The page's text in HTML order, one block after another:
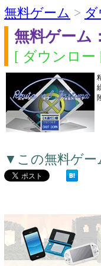
無料ゲーム >
無料ゲー
[ ダウンロー
▼この無料ゲー